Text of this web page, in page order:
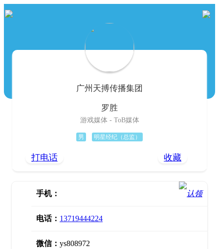
广州天搏传播集团
罗胜
游戏媒体 - ToB媒体
男 明星经纪（总监）
打电话 收藏
手机：
电话： 13719444224
微信： ys808972